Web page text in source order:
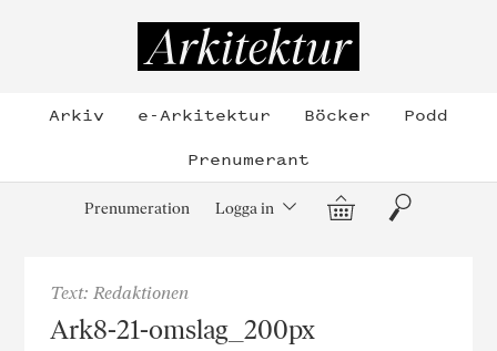
Arkiv e-Arkitektur Böcker
Podd
Prenumerant
Prenumeration Logga in Varukorg
Sök
Text: Redaktionen
Ark8-21-omslag_200px